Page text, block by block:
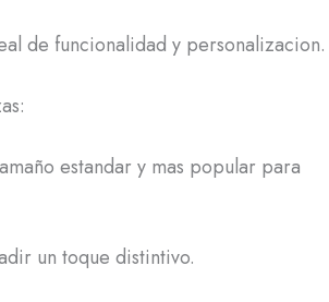
de funcionalidad y personalizacion.
estandar y mas popular para
un toque distintivo.